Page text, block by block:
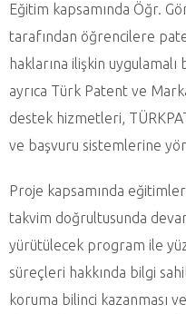
Eğitim kapsamında Öğr.
tarafından öğrencilere
haklarına ilişkin
ayrıca Türk Patent ve
destek hizmetleri,
ve başvuru sistemlerine
Proje kapsamında
takvim doğrultusunda
yürütülecek program ile
süreçleri hakkında bilgi
koruma bilinci kazanması